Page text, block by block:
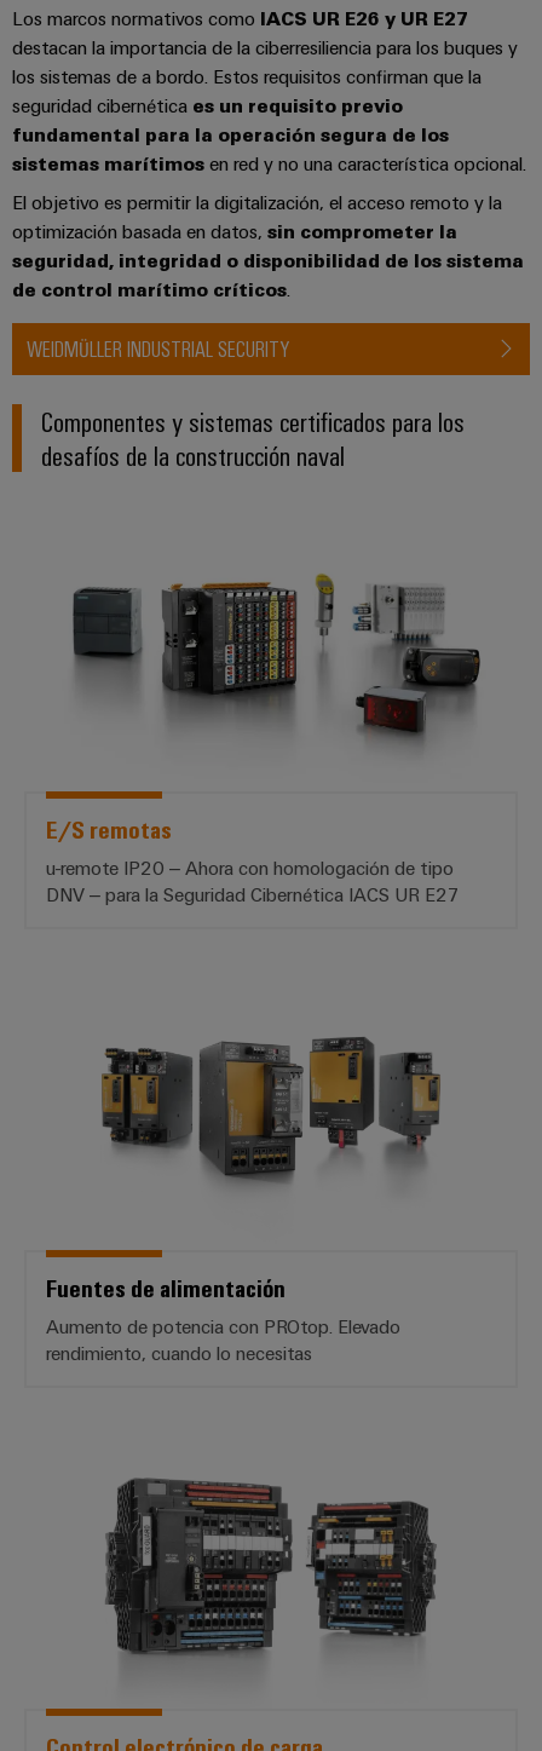
Los marcos normativos como IACS UR E26 y UR E27
destacan la importancia de la ciberresiliencia para los buques y
los sistemas de a bordo. Estos requisitos confirman que la
seguridad cibernética es un requisito previo
fundamental para la operación segura de los
sistemas marítimos en red y no una característica opcional.
El objetivo es permitir la digitalización, el acceso remoto y la
optimización basada en datos, sin comprometer la
seguridad, integridad o disponibilidad de los sistema
de control marítimo críticos
WEIDMÜLLER INDUSTRIAL SECURITY
Componentes y sistemas certificados para los
desafíos de la construcción naval
E/S remotas
u-remote IP20 – Ahora con homologación de tipo
DNV – para la Seguridad Cibernética IACS UR E27
Fuentes de alimentación
Aumento de potencia con PROtop. Elevado
rendimiento, cuando lo necesitas